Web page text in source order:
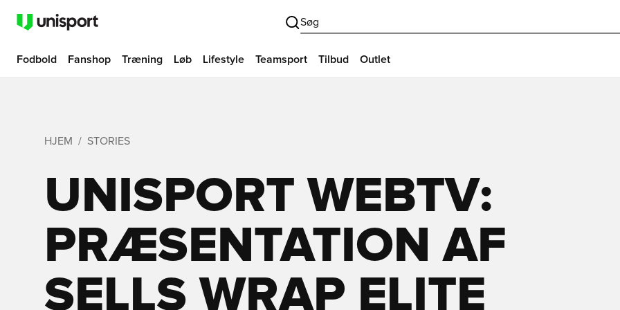
Søg
Fodbold Fanshop Træning Løb Lifestyle Teamsport Tilbud Outlet
HJEM STORIES
UNISPORT WEBTV:
PRÆSENTATION AF
SELLS WRAP ELITE